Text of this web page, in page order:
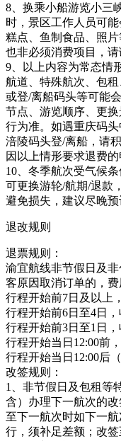
8、换乘小船游览小三
时，景区工作人员可
糕点、鱼制食品、照
也非必须消费项目，请
9、以上内容为常态情
航道、特殊航次、包
或登/离船码头等可能
节点、游览顺序、更
行为准。如遇重庆码
涪陵码头登/离船，请
因以上情形要求退费的
10、冬季航次受气候
可更换游轮/航期/退款
避免损失，建议尽晚预
退改规则
退票规则：
渝宜航线非节假日及
客原因取消订单的，费
行程开始前7日及以上
行程开始前6日至4日，
行程开始前3日至1日，
行程开始当日12:00前
行程开始当日12:00后
改签规则：
1、非节假日及包租等
含）办理下一航次的
至下一航次时如下一
行，须补足差额；改